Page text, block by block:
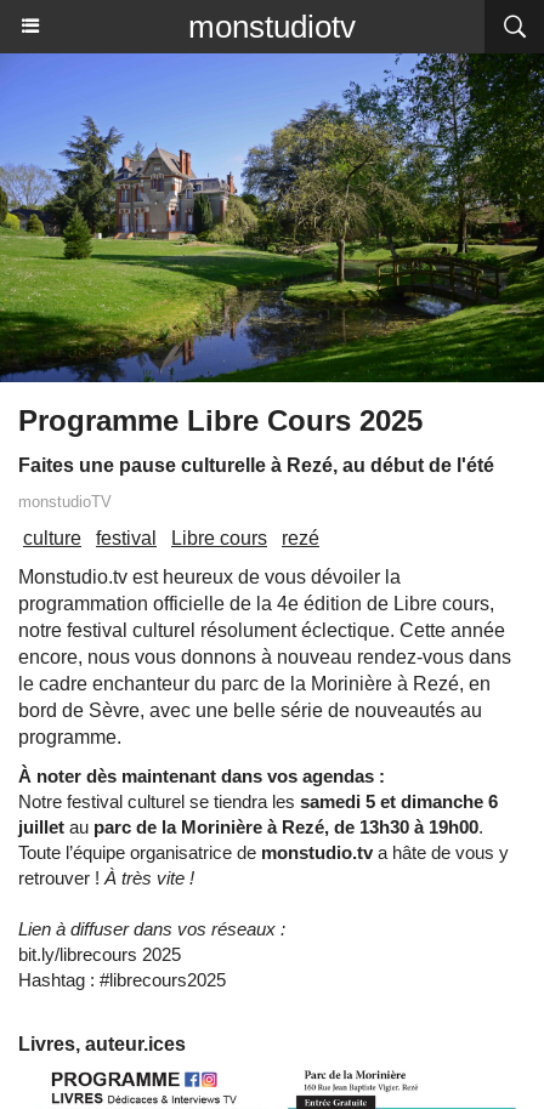
monstudiotv
Programme Libre Cours 2025
Faites une pause culturelle à Rezé, au début de l'été
monstudioTV
culture festival Libre cours
rezé
Monstudio.tv est heureux de vous dévoiler la
programmation officielle de la 4e édition de Libre cours,
notre festival culturel résolument éclectique. Cette année
encore, nous vous donnons à nouveau rendez-vous dans
le cadre enchanteur du parc de la Morinière à Rezé, en
bord de Sèvre, avec une belle série de nouveautés au
programme.
À noter dès maintenant dans vos agendas :
Notre festival culturel se tiendra les samedi 5 et dimanche 6
juillet au parc de la Morinière à Rezé, de 13h30 à 19h00.
Toute l’équipe organisatrice de monstudio.tva hâte de vous y
retrouver ! À très vite !
Lien à diffuser dans vos réseaux :
bit.ly/librecours 2025
Hashtag : #librecours2025
Livres, auteur.ices